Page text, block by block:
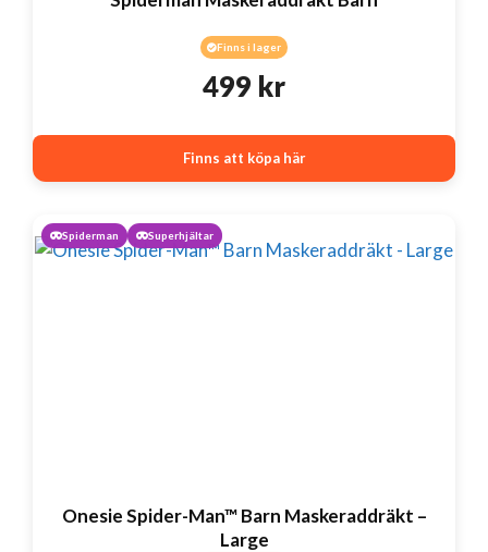
Finns i lager
499 kr
Finns att köpa här
Spiderman Superhjältar
Onesie Spider-Man™ Barn Maskeraddräkt –
Large